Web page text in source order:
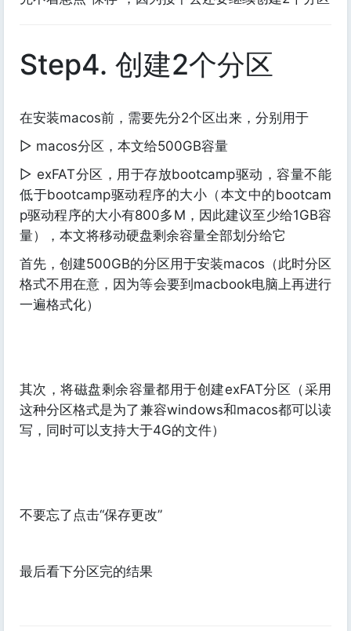
Step4. 创建2个分区
在安装macos前，需要先分2个区出来，分别用于
▷ macos分区，本文给500GB容量
▷ exFAT分区，用于存放bootcamp驱动，容量不能
低于bootcamp驱动程序的大小（本文中的bootcam
p驱动程序的大小有800多M，因此建议至少给1GB容
量），本文将移动硬盘剩余容量全部划分给它
首先，创建500GB的分区用于安装macos（此时分区
格式不用在意，因为等会要到macbook电脑上再进行
一遍格式化）
其次，将磁盘剩余容量都用于创建exFAT分区（采用
这种分区格式是为了兼容windows和macos都可以读
写，同时可以支持大于4G的文件）
不要忘了点击“保存更改”
最后看下分区完的结果